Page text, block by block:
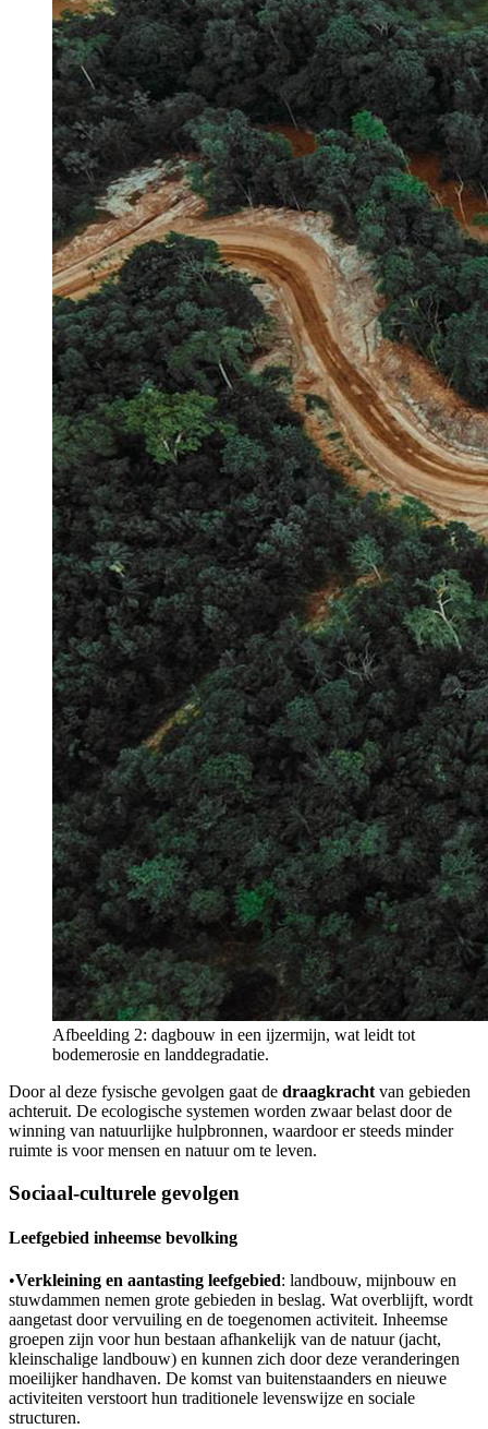
Afbeelding 2: dagbouw in een ijzermijn, wat leidt tot
bodemerosie en landdegradatie.
Door al deze fysische gevolgen gaat de draagkracht van gebieden
achteruit. De ecologische systemen worden zwaar belast door de
winning van natuurlijke hulpbronnen, waardoor er steeds minder
ruimte is voor mensen en natuur om te leven.
Sociaal-culturele gevolgen
Leefgebied inheemse bevolking
•Verkleining en aantasting leefgebied: landbouw, mijnbouw en
stuwdammen nemen grote gebieden in beslag. Wat overblijft, wordt
aangetast door vervuiling en de toegenomen activiteit. Inheemse
groepen zijn voor hun bestaan afhankelijk van de natuur (jacht,
kleinschalige landbouw) en kunnen zich door deze veranderingen
moeilijker handhaven. De komst van buitenstaanders en nieuwe
activiteiten verstoort hun traditionele levenswijze en sociale
structuren.